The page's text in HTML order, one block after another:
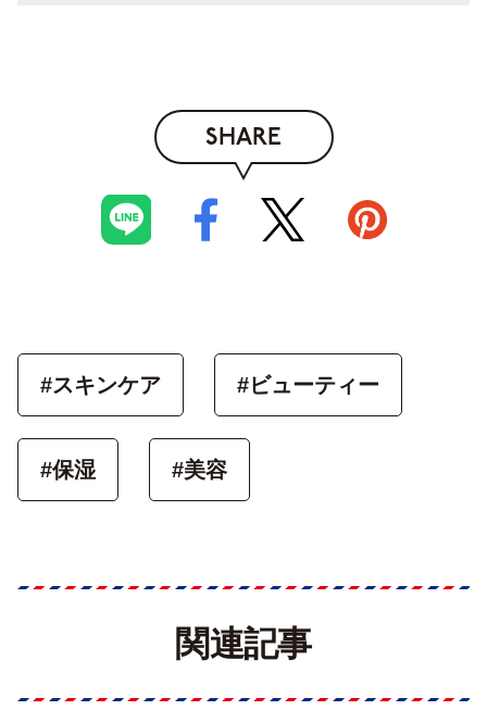
SHARE
#スキンケア #ビューティー
#保湿 #美容
関連記事